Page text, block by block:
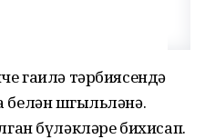
гаилә тәрбиясендә
шөгыльләнә.
бүләкләре бихисап.